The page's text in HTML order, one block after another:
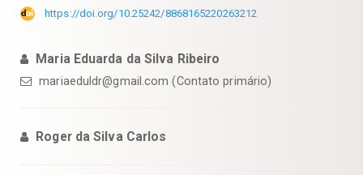
https://doi.org/10.25242/8868165220263212
Maria Eduarda da Silva Ribeiro
mariaeduldr@gmail.com (Contato primário)
Roger da Silva Carlos